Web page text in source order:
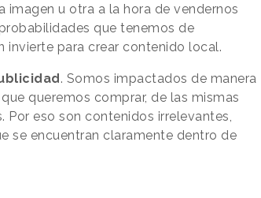
imagen u otra a la hora de vendernos
que tenemos de
invierte para crear contenido local.
. Somos impactados de manera
queremos comprar, de las mismas
eso son contenidos irrelevantes,
se encuentran claramente dentro de